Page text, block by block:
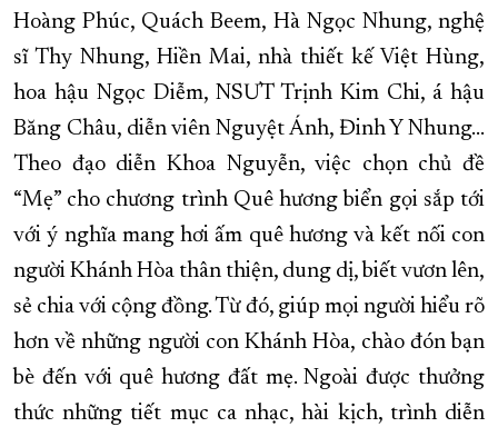
Hoàng Phúc, Quách Beem, Hà Ngọc Nhung, nghệ
sĩ Thy Nhung, Hiền Mai, nhà thiết kế Việt Hùng,
hoa hậu Ngọc Diễm, NSƯT Trịnh Kim Chi, á hậu
Băng Châu, diễn viên Nguyệt Ánh, Đinh Y Nhung…
Theo đạo diễn Khoa Nguyễn, việc chọn chủ đề
“Mẹ” cho chương trình Quê hương biển gọi sắp tới
với ý nghĩa mang hơi ấm quê hương và kết nối con
người Khánh Hòa thân thiện, dung dị, biết vươn lên,
sẻ chia với cộng đồng. Từ đó, giúp mọi người hiểu rõ
hơn về những người con Khánh Hòa, chào đón bạn
bè đến với quê hương đất mẹ. Ngoài được thưởng
thức những tiết mục ca nhạc, hài kịch, trình diễn